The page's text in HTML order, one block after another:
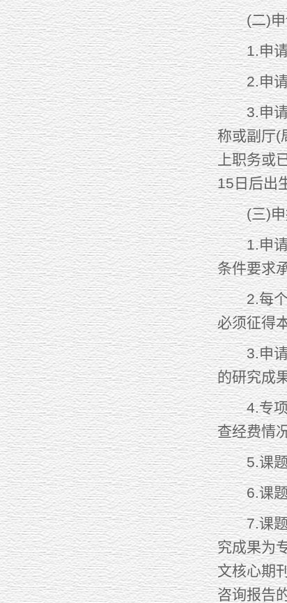
(二)申
1.申请者
2.申请者
3.申请者(
称或副厅(
上职务或
15日后出
(三)申
1.申请重
条件要求
2.每个课
必须征得
3.申请课
的研究成
4.专项任
查经费情
5.课题题
6.课题不
7.课题研
究成果为
文核心期
咨询报告